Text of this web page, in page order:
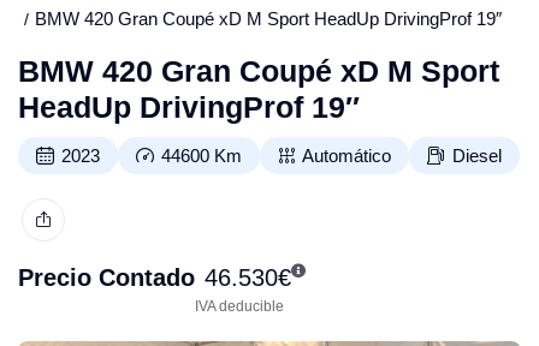
BMW 420 Gran Coupé xD M Sport HeadUp DrivingProf 19″
BMW 420 Gran Coupé xD M Sport
HeadUp DrivingProf 19″
2023 44600 Km Automático Diesel
Precio Contado 46.530€
IVA deducible